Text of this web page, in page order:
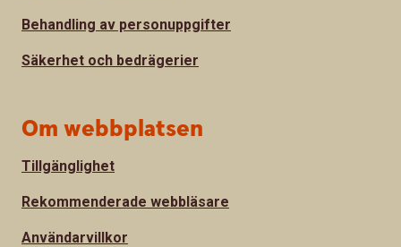
Behandling av personuppgifter
Säkerhet och bedrägerier
Om webbplatsen
Tillgänglighet
Rekommenderade webbläsare
Användarvillkor